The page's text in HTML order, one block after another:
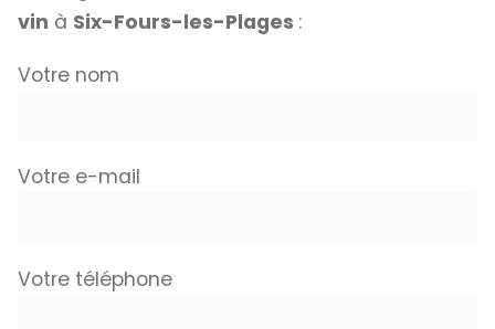
vin à Six-Fours-les-Plages :
Votre nom
Votre e-mail
Votre téléphone